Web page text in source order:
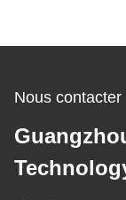
Nous contacter